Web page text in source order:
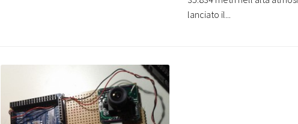
lanciato il...